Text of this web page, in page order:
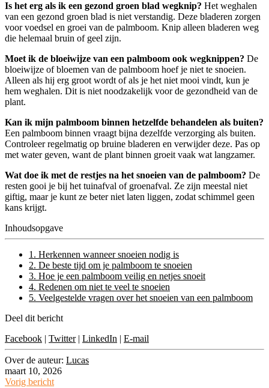
Is het erg als ik een gezond groen blad wegknip? Het weghalen
van een gezond groen blad is niet verstandig. Deze bladeren zorgen
voor voedsel en groei van de palmboom. Knip alleen bladeren weg
die helemaal bruin of geel zijn.
Moet ik de bloeiwijze van een palmboom ook wegknippen? De
bloeiwijze of bloemen van de palmboom hoef je niet te snoeien.
Alleen als hij erg groot wordt of als je het niet mooi vindt, kun je
hem weghalen. Dit is niet noodzakelijk voor de gezondheid van de
plant.
Kan ik mijn palmboom binnen hetzelfde behandelen als buiten?
Een palmboom binnen vraagt bijna dezelfde verzorging als buiten.
Controleer regelmatig op bruine bladeren en verwijder deze. Pas op
met water geven, want de plant binnen groeit vaak wat langzamer.
Wat doe ik met de restjes na het snoeien van de palmboom? De
resten gooi je bij het tuinafval of groenafval. Ze zijn meestal niet
giftig, maar je kunt ze beter niet laten liggen, zodat schimmel geen
kans krijgt.
Inhoudsopgave
1. Herkennen wanneer snoeien nodig is
2. De beste tijd om je palmboom te snoeien
3. Hoe je een palmboom veilig en netjes snoeit
4. Redenen om niet te veel te snoeien
5. Veelgestelde vragen over het snoeien van een palmboom
Deel dit bericht
Facebook | Twitter| LinkedIn | E-mail
Over de auteur: Lucas
maart 10, 2026
Vorig bericht